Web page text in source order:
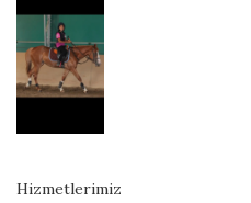
Hizmetlerimiz